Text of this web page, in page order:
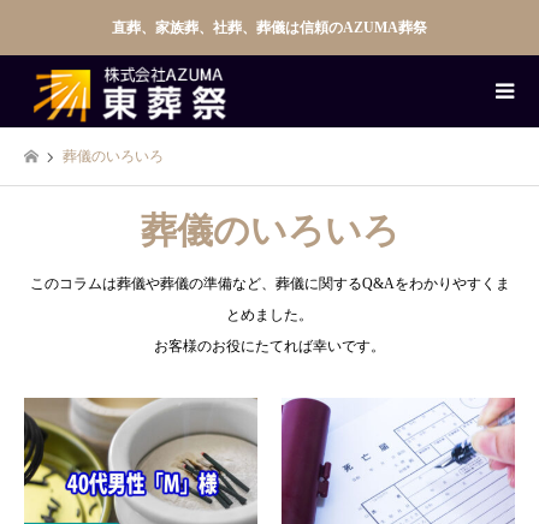
直葬、家族葬、社葬、葬儀は信頼のAZUMA葬祭
葬儀のいろいろ
葬儀のいろいろ
このコラムは葬儀や葬儀の準備など、葬儀に関するQ&Aをわかりやすくま
とめました。
お客様のお役にたてれば幸いです。